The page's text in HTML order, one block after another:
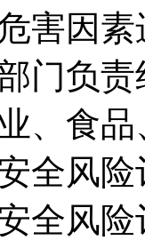
害因
门负
、食
全风
全风